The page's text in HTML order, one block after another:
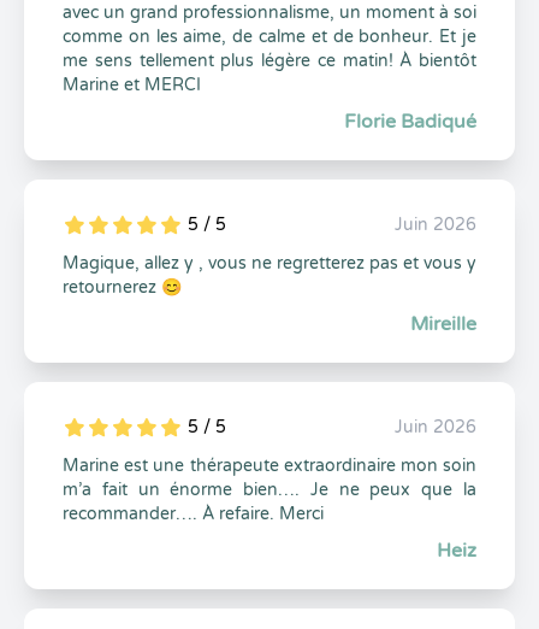
avec un grand professionnalisme, un moment à soi
comme on les aime, de calme et de bonheur. Et je
me sens tellement plus légère ce matin! À bientôt
Marine et MERCI
Florie Badiqué
5
1
5
0 5 / 5
Juin 2026
Magique, allez y , vous ne regretterez pas et vous y
retournerez 😊
Mireille
5
1
5
0 5 / 5
Juin 2026
Marine est une thérapeute extraordinaire mon soin
m’a fait un énorme bien…. Je ne peux que la
recommander…. À refaire. Merci
Heiz